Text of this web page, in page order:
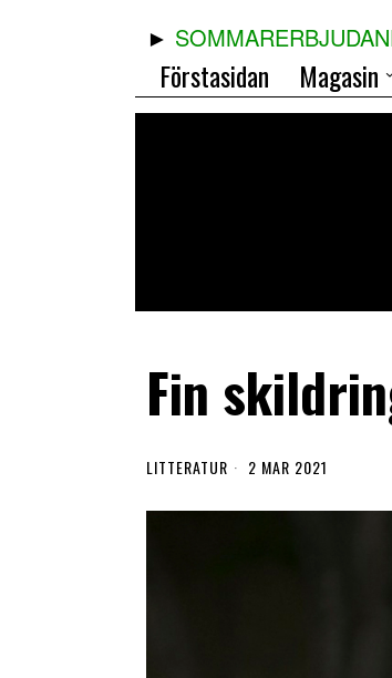
Förstasidan Magasin
Fin
LITTERATUR 2 MAR 2021